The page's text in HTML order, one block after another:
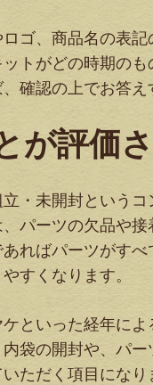
ゴ、商品名の表
トがどの時期の
確認の上でお答え
が評価
・未開封という
パーツの欠品や
ればパーツがす
すくなります。
といった経年に
袋の開封や、パ
ただく項目にな